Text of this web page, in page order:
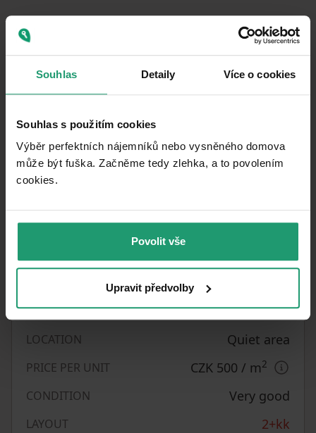
Souhlas Detaily Více o cookies
Souhlas s použitím cookies
Výběr perfektních nájemníků nebo vysněného domova
může být fuška. Začněme tedy zlehka, a to povolením
cookies.​
Povolit vše
Upravit předvolby
• Chytré řešení, které nabízí více prostoru, než
byste čekali
💡 Byt je ideální pro jednotlivce nebo pár, kteří
📩 Pro více informací a domluvení prohlídky mě
neváhejte kontaktovat.
AVAILABLE FROM 29/06/2026
FULLY FURNISHED
LISTING ID 1003929
LOCATION Quiet area
PRICE PER UNIT CZK 500 / m2
CONDITION Very good
LAYOUT 2+kk